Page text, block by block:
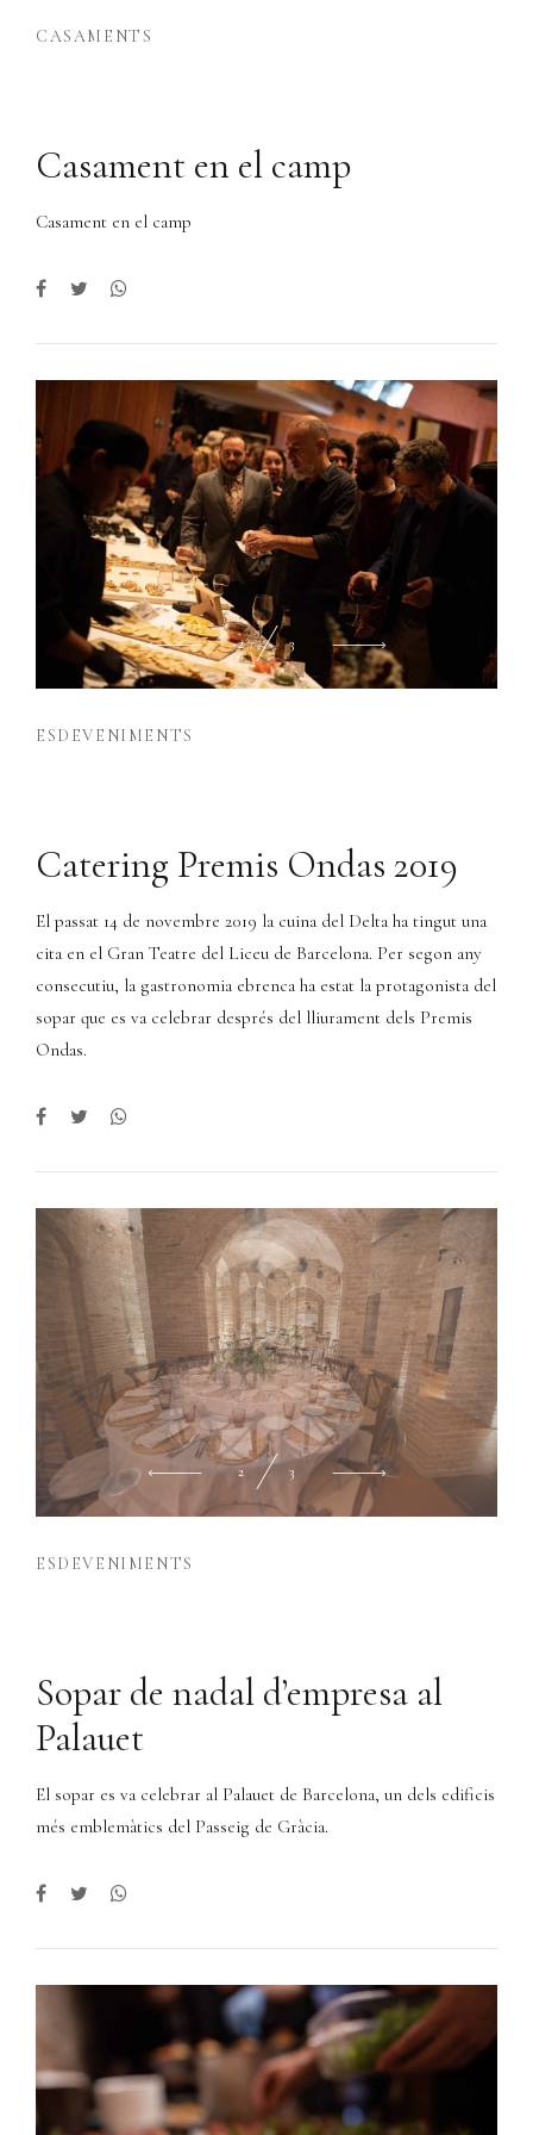
CASAMENTS
Casament en el camp
Casament en el camp
3 3
ESDEVENIMENTS
Catering Premis Ondas 2019
El passat 14 de novembre 2019 la cuina del Delta ha tingut una
cita en el Gran Teatre del Liceu de Barcelona. Per segon any
consecutiu, la gastronomia ebrenca ha estat la protagonista del
sopar que es va celebrar després del lliurament dels Premis
Ondas.
2 3
ESDEVENIMENTS
Sopar de nadal d’empresa al
Palauet
El sopar es va celebrar al Palauet de Barcelona, un dels edificis
més emblemàtics del Passeig de Gràcia.